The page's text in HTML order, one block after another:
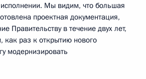
Мы видим, что большая
проектная документация,
Правительству в течение двух лет,
раз к открытию нового
модернизировать